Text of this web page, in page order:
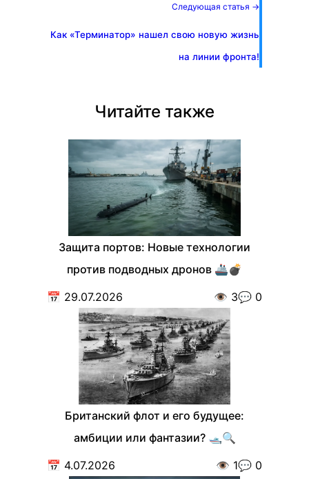
Следующая статья →
Как «Терминатор» нашел свою новую жизнь
на линии фронта!
Читайте также
Защита портов: Новые технологии
против подводных дронов 🚢💣
📅 29.07.2026 👁️ 3💬 0
Британский флот и его будущее:
амбиции или фантазии? 🛥️🔍
📅 4.07.2026 👁️ 1💬 0